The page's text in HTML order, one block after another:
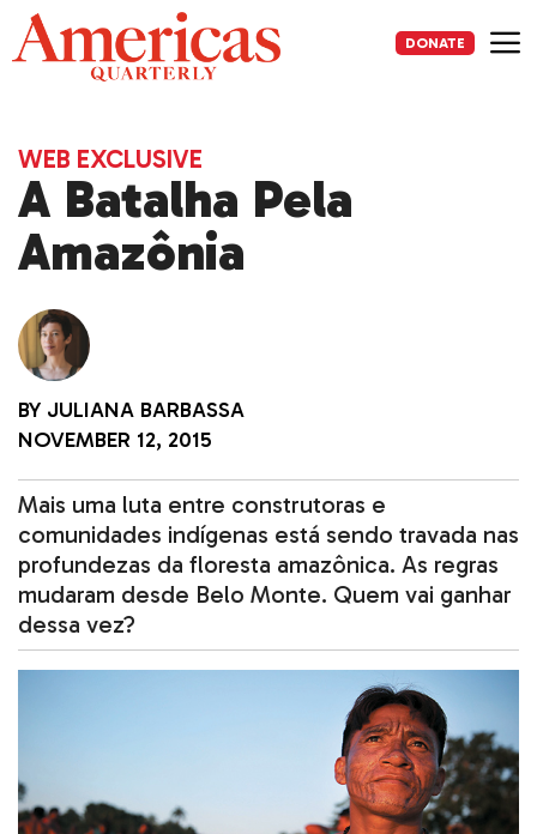
Skip
to
content
DONATE
WEB EXCLUSIVE
A Batalha Pela
Amazônia
BY JULIANA BARBASSA
NOVEMBER 12, 2015
Mais uma luta entre construtoras e
comunidades indígenas está sendo travada nas
profundezas da floresta amazônica. As regras
mudaram desde Belo Monte. Quem vai ganhar
dessa vez?